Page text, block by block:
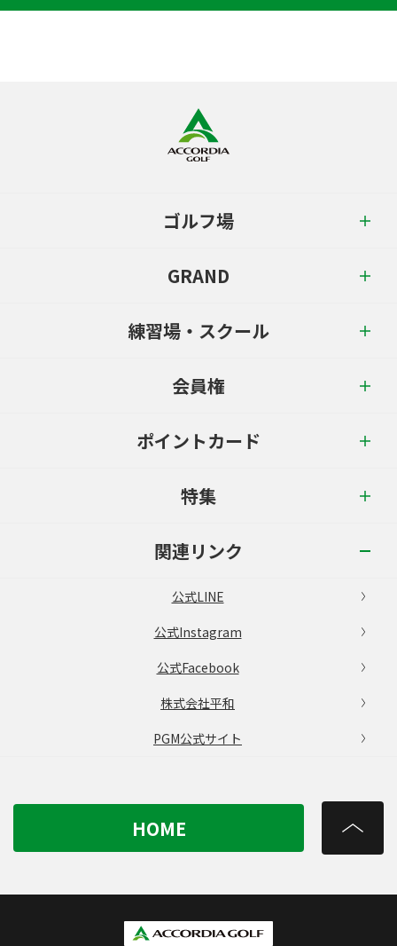
ゴルフ場
GRAND
練習場・スクール
会員権
ポイントカード
特集
関連リンク
公式LINE
公式Instagram
公式Facebook
株式会社平和
PGM公式サイト
HOME